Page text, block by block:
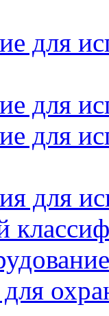
для
для
для
для